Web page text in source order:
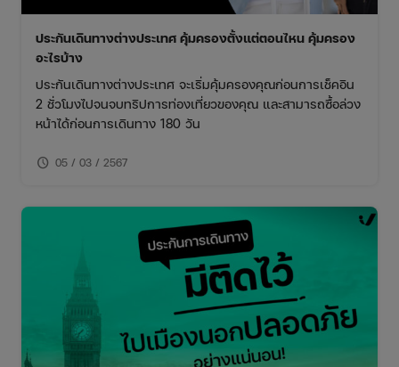
ประกันเดินทางต่างประเทศ คุ้มครองตั้งแต่ตอนไหน คุ้มครอง
อะไรบ้าง
ประกันเดินทางต่างประเทศ จะเริ่มคุ้มครองคุณก่อนการเช็คอิน
2 ชั่วโมงไปจนจบทริปการท่องเที่ยวของคุณ และสามารถซื้อล่วง
หน้าได้ก่อนการเดินทาง 180 วัน
schedule 05 / 03 / 2567